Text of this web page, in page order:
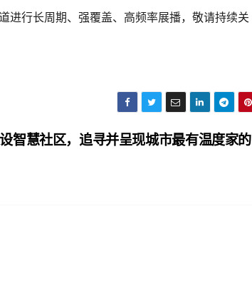
进行长周期、强覆盖、高频率展播，敬请持续关
智慧社区，追寻并呈现城市最有温度家的